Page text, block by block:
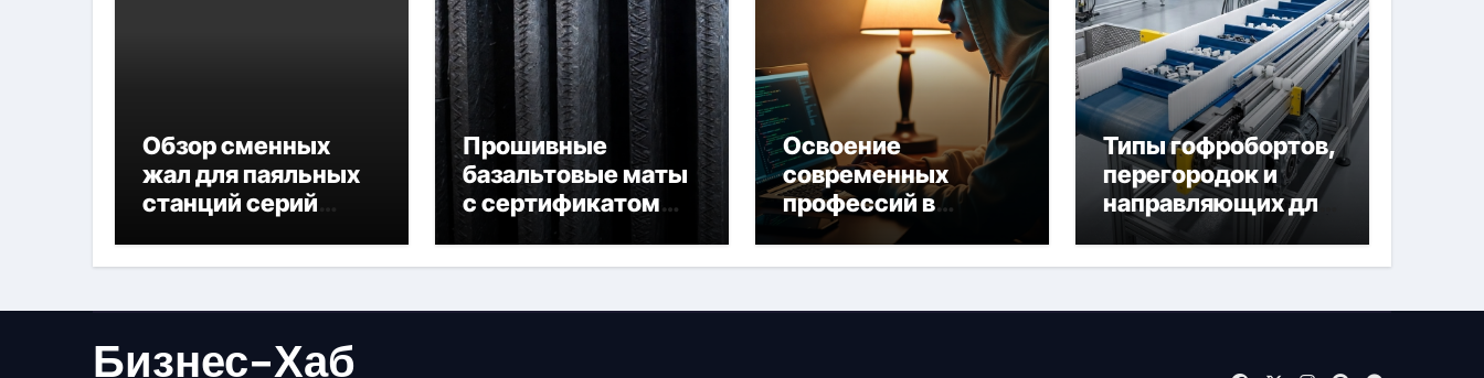
Обзор сменных
жал для паяльных
станций серий
Прошивные
базальтовые маты
с сертификатом
негорючести
Освоение
современных
профессий в
онлайн-формате
Типы гофробортов,
перегородок и
направляющих для
конвейерных лент
Бизнес-Хаб